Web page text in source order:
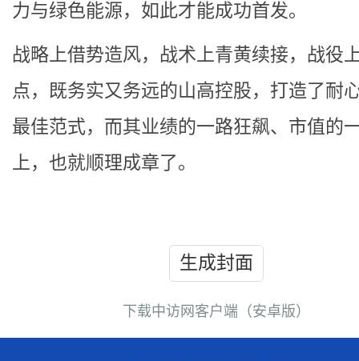
力与绿色能源，如此才能成功首发。
战略上借势造风，战术上青黄续接，战役
点，既务实又务远的山高控股，打造了耐
最佳范式，而其业绩的一路狂飙、市值的
上，也就顺理成章了。
生成封面
下载中访网客户端（安卓版）